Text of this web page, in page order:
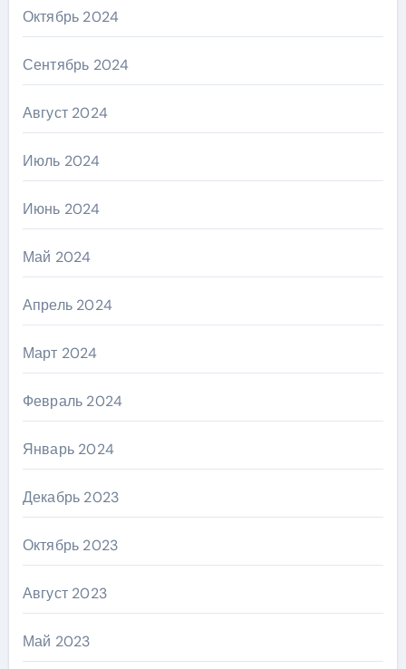
Октябрь 2024
Сентябрь 2024
Август 2024
Июль 2024
Июнь 2024
Май 2024
Апрель 2024
Март 2024
Февраль 2024
Январь 2024
Декабрь 2023
Октябрь 2023
Август 2023
Май 2023